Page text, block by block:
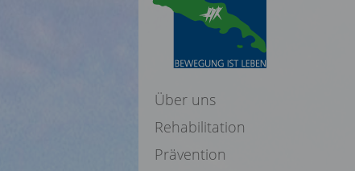
Über uns
Rehabilitation
Prävention